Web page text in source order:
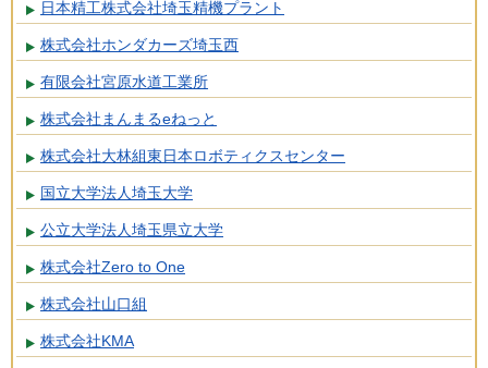
日本精工株式会社埼玉精機プラント
株式会社ホンダカーズ埼玉西
有限会社宮原水道工業所
株式会社まんまるeねっと
株式会社大林組東日本ロボティクスセンター
国立大学法人埼玉大学
公立大学法人埼玉県立大学
株式会社Zero to One
株式会社山口組
株式会社KMA